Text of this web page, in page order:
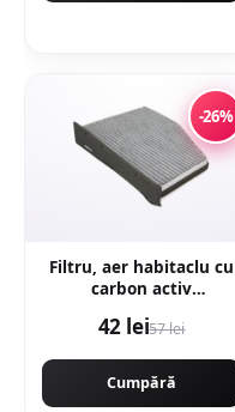
-26%
Filtru, aer habitaclu cu
carbon activ
42 lei57 lei
Cumpără